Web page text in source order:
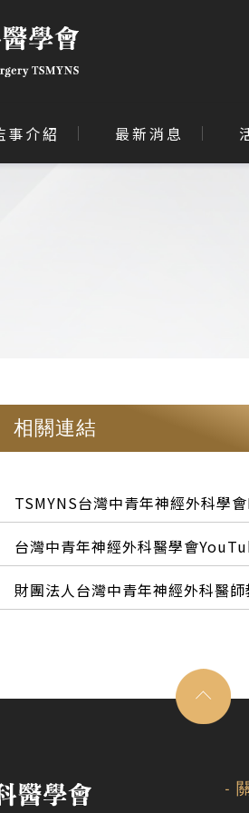
事介紹 最新消息
相關連結
TSMYNS台灣中青年神經外科學
台灣中青年神經外科醫學會
財團法人台灣中青年神經外科醫